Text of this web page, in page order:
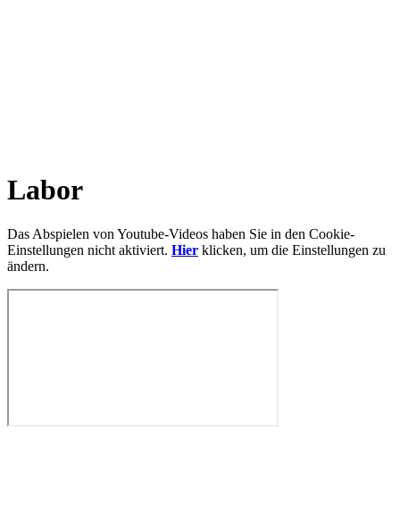
Labor
Das Abspielen von Youtube-Videos haben Sie in den Cookie-
Einstellungen nicht aktiviert. Hier klicken, um die Einstellungen zu
ändern.